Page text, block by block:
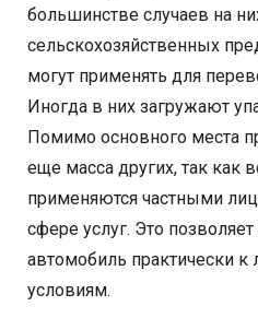
большинстве случаев на
сельскохозяйственных
могут применять для
Иногда в них загружают
Помимо основного места
еще масса других, так как
применяются частными
сфере услуг. Это
автомобиль практически
условиям.